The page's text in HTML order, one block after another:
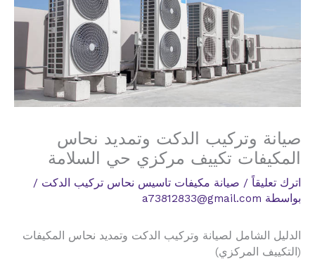
صيانة وتركيب الدكت وتمديد نحاس
المكيفات تكييف مركزي حي السلامة
اترك تعليقاً / صيانة مكيفات تاسيس نحاس تركيب الدكت /
بواسطة a73812833@gmail.com
الدليل الشامل لصيانة وتركيب الدكت وتمديد نحاس المكيفات
(التكييف المركزي)